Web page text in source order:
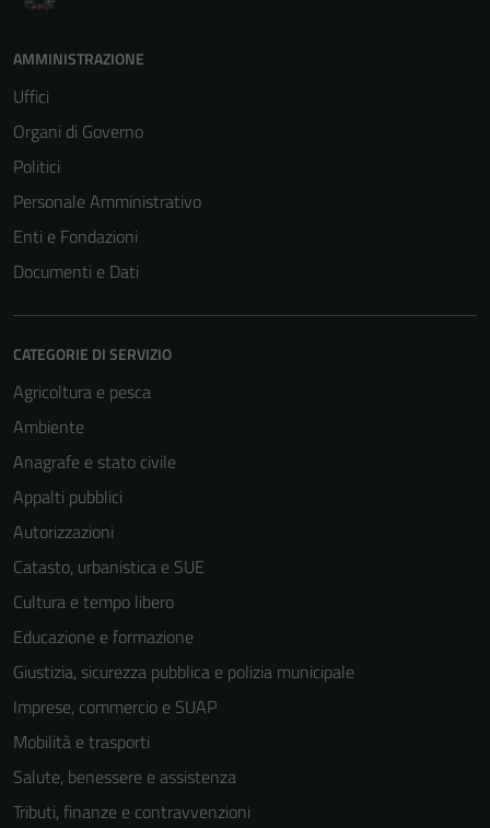
AMMINISTRAZIONE
Uffici
Organi di Governo
Politici
Personale Amministrativo
Enti e Fondazioni
Documenti e Dati
CATEGORIE DI SERVIZIO
Agricoltura e pesca
Ambiente
Anagrafe e stato civile
Appalti pubblici
Autorizzazioni
Catasto, urbanistica e SUE
Cultura e tempo libero
Educazione e formazione
Giustizia, sicurezza pubblica e polizia municipale
Imprese, commercio e SUAP
Mobilità e trasporti
Salute, benessere e assistenza
Tributi, finanze e contravvenzioni
non raccolgono